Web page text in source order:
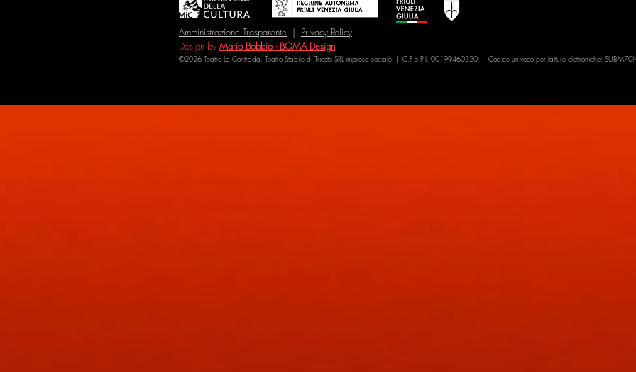
Amministrazione Trasparente | Privacy Policy
Design by Mario Bobbio - BOMA Design
©2026 Teatro La Contrada. Teatro Stabile di Trieste SRL impresa sociale | C.F e P.I. 00199460320 | Codice univoco per fatture elettroniche: